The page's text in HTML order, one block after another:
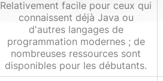
Relativement facile pour ceux qui
connaissent déjà Java ou
d'autres langages de
programmation modernes ; de
nombreuses ressources sont
disponibles pour les débutants.